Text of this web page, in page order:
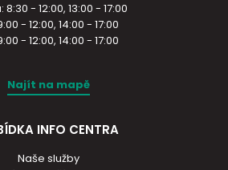
8:30 - 12:00, 13:00 - 17:00
- 12:00, 14:00 - 17:00
- 12:00, 14:00 - 17:00
Najít na mapě
INFO CENTRA
Naše služby